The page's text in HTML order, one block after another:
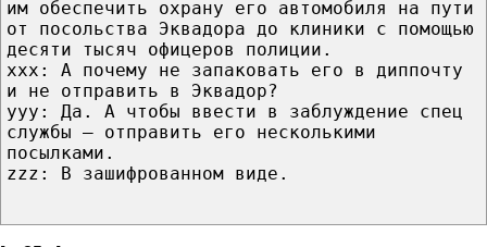
им обеспечить охрану его автомобиля на пути
от посольства Эквадора до клиники с помощью
десяти тысяч офицеров полиции.
xxx: А почему не запаковать его в диппочту
и не отправить в Эквадор?
yyy: Да. А чтобы ввести в заблуждение спец
службы — отправить его несколькими
посылками.
zzz: В зашифрованном виде.